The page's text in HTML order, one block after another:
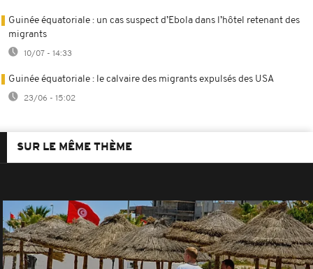
Guinée équatoriale : un cas suspect d’Ebola dans l’hôtel retenant des
migrants
10/07 - 14:33
Guinée équatoriale : le calvaire des migrants expulsés des USA
23/06 - 15:02
SUR LE MÊME THÈME